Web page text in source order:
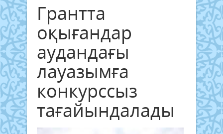
Грантта
оқығандар
аудандағы
лауазымға
конкурссыз
тағайындалады